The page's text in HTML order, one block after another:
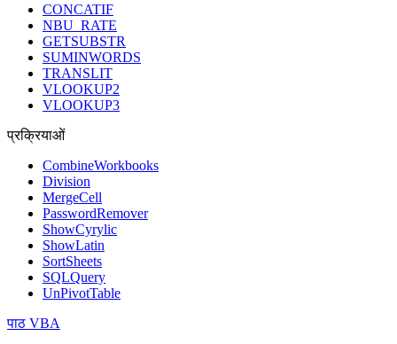
CONCATIF
NBU_RATE
GETSUBSTR
SUMINWORDS
TRANSLIT
VLOOKUP2
VLOOKUP3
प्रक्रियाओं
CombineWorkbooks
Division
MergeCell
PasswordRemover
ShowCyrylic
ShowLatin
SortSheets
SQLQuery
UnPivotTable
पाठ VBA